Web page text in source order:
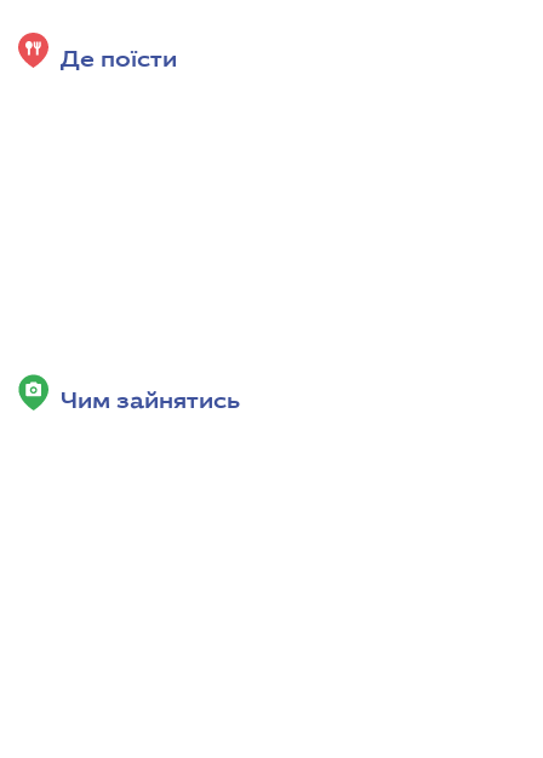
Де поїсти
Чим зайнятись